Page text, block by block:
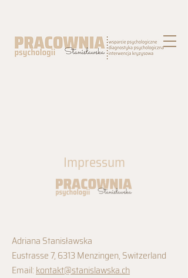
Impressum
Adriana Stanisławska
Eustrasse 7, 6313 Menzingen, Switzerland
Email:kontakt@stanislawska.ch